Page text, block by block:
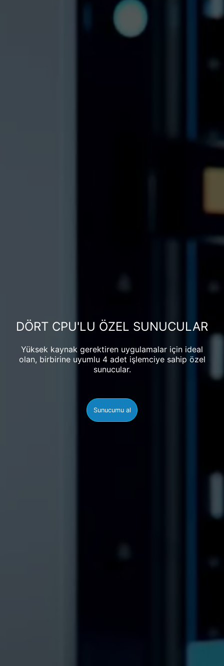
DÖRT CPU'LU ÖZEL SUNUCULAR
Yüksek kaynak gerektiren uygulamalar için ideal
olan, birbirine uyumlu 4 adet işlemciye sahip özel
sunucular.
Sunucumu al